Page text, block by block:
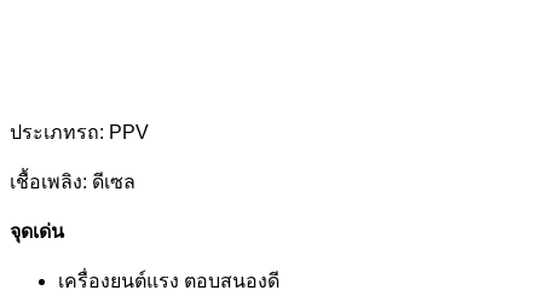
ประเภทรถ: PPV
เชื้อเพลิง: ดีเซล
จุดเด่น
เครื่องยนต์แรง ตอบสนองดี